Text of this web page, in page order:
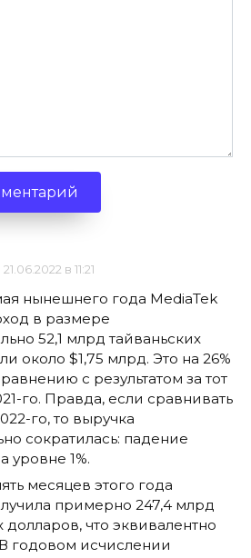
21.06.2022 в 11:21
нынешнего года MediaTek
в размере
52,1 млрд тайваньских
около $1,75 млрд. Это на 26%
с результатом за тот
го. Правда, если сравнивать
го, то выручка
сократилась: падение
уровне 1%.
месяцев этого года
примерно 247,4 млрд
долларов, что эквивалентно
годовом исчислении